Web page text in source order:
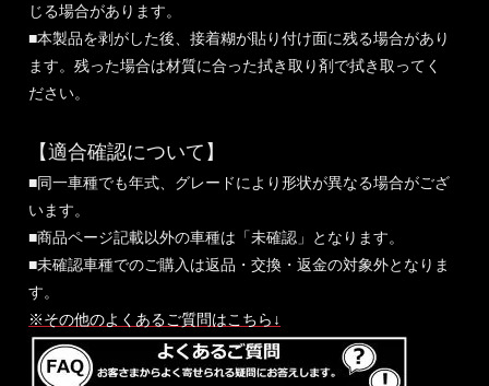
じる場合があります。
■本製品を剥がした後、接着糊が貼り付け面に残る場合があり
ます。残った場合は材質に合った拭き取り剤で拭き取ってく
ださい。
【適合確認について】
■同一車種でも年式、グレードにより形状が異なる場合がござ
います。
■商品ページ記載以外の車種は「未確認」となります。
■未確認車種でのご購入は返品・交換・返金の対象外となりま
す。
※その他のよくあるご質問はこちら↓